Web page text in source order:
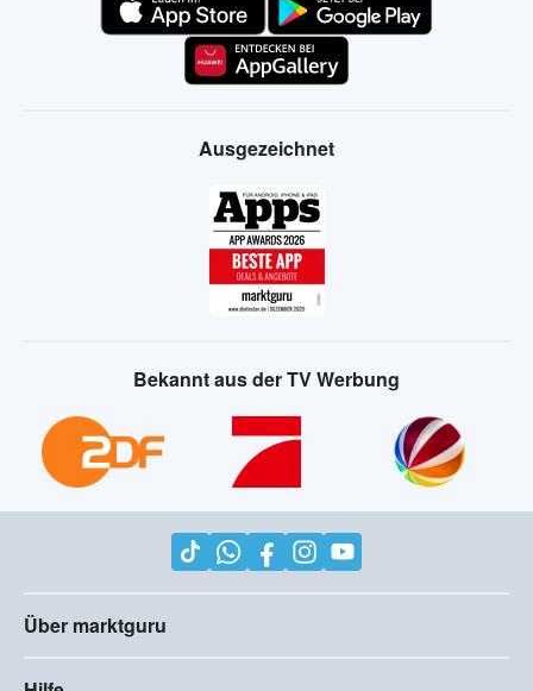
Ausgezeichnet
Bekannt aus der TV Werbung
Über marktguru